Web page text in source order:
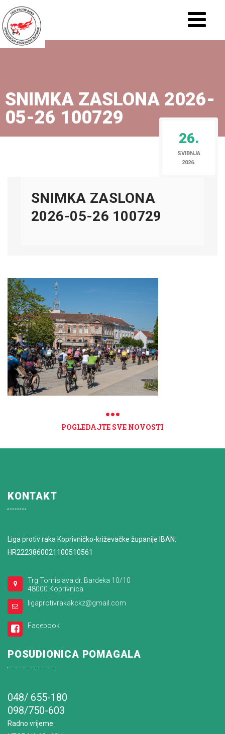
SNIMKA ZASLONA 2026-
05-26 100729
26.
SVIBNJA
2026.
SNIMKA ZASLONA
2026-05-26 100729
POGLEDAJTE SVE NOVOSTI
KONTAKT
Liga protiv raka Koprivničko-križevačke županije IBAN:
HR2223860021100510561
Trg Tomislava dr. Bardeka 10/10
48000 Koprivnica
ligaprotivrakakckz@gmail.com
Facebook
POSUDIONICA POMAGALA
048/ 655-180
098/750-603
Radno vrijeme: